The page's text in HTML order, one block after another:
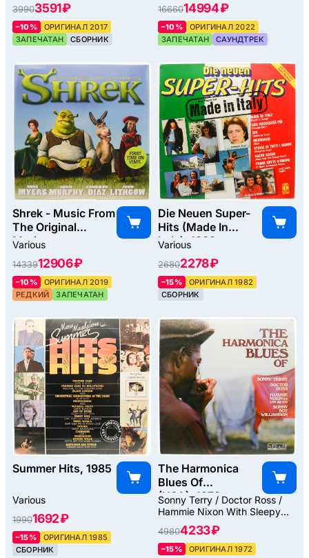
39903591 ₽
–10%
ОРИГИНАЛ 2017
ЗАПЕЧАТАН
СБОРНИК
1666014994 ₽
–10%
ОРИГИНАЛ 2022
ЗАПЕЧАТАН
САУНДТРЕК
Shrek - Music From
The Original
Motion
Various
1433912906 ₽
–10%
ОРИГИНАЛ 2019
РЕДКИЙ
ЗАПЕЧАТАН
Die Neuen Super-
Hits (Made In
Italy), 1982
Various
26802278 ₽
–15%
ОРИГИНАЛ 1982
СБОРНИК
Summer Hits, 1985
Various
19901692 ₽
–15%
ОРИГИНАЛ 1985
СБОРНИК
The Harmonica
Blues Of
(USA), 1972
Sonny Terry / Doctor Ross /
Hammie Nixon With Sleepy
John Estes / Sonny Boy
Williamson
49804233 ₽
–15% ОРИГИНАЛ 1972